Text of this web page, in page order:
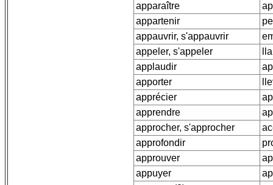
apparaître
appartenir
appauvrir, s'appauvrir
appeler, s'appeler
applaudir
apporter
apprécier
apprendre
approcher, s'approcher
approfondir
approuver
appuyer